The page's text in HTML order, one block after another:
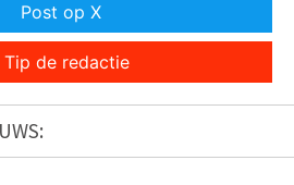
Post op X
Tip de redactie